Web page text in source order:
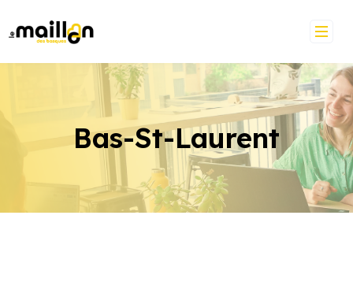
to
content
Bas-St-Laurent